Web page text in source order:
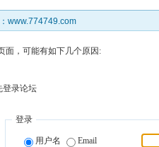
www.774749.com
面，可能有如下几个原因:
登录论坛
登录
用户名 Email